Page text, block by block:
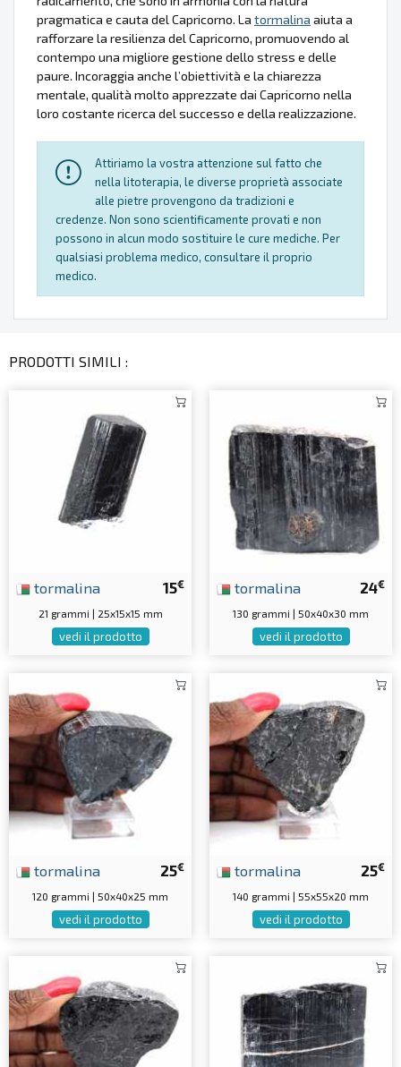
pragmatica e cauta del Capricorno. La tormalina aiuta a
rafforzare la resilienza del Capricorno, promuovendo al
contempo una migliore gestione dello stress e delle
paure. Incoraggia anche l’obiettività e la chiarezza
mentale, qualità molto apprezzate dai Capricorno nella
loro costante ricerca del successo e della realizzazione.
Attiriamo la vostra attenzione sul fatto che
nella litoterapia, le diverse proprietà associate
alle pietre provengono da tradizioni e
credenze. Non sono scientificamente provati e non
possono in alcun modo sostituire le cure mediche. Per
qualsiasi problema medico, consultare il proprio
medico.
PRODOTTI SIMILI :
15€
tormalina
21 grammi | 25x15x15 mm
vedi il prodotto
24€
tormalina
130 grammi | 50x40x30 mm
vedi il prodotto
25€
tormalina
120 grammi | 50x40x25 mm
vedi il prodotto
25€
tormalina
140 grammi | 55x55x20 mm
vedi il prodotto